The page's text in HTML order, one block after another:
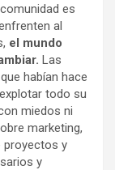
es
al
el mundo
Las
habían hace
todo su
miedos ni
marketing,
proyectos y
y